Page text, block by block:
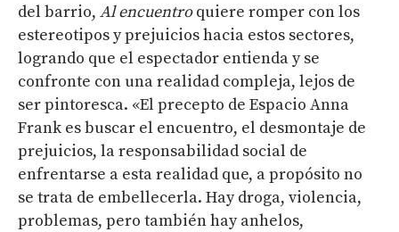
del barrio, Al encuentroquiere romper con los
estereotipos y prejuicios hacia estos sectores,
logrando que el espectador entienda y se
confronte con una realidad compleja, lejos de
ser pintoresca. «El precepto de Espacio Anna
Frank es buscar el encuentro, el desmontaje de
prejuicios, la responsabilidad social de
enfrentarse a esta realidad que, a propósito no
se trata de embellecerla. Hay droga, violencia,
problemas, pero también hay anhelos,